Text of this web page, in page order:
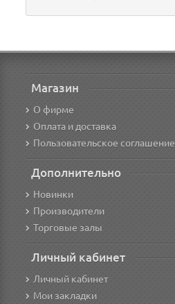
Магазин
О фирме
Оплата и доставка
Пользовательское соглашение
Дополнительно
Новинки
Производители
Торговые залы
Личный кабинет
Личный кабинет
Мои закладки